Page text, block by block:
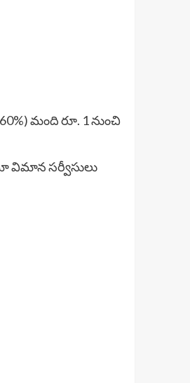
మంది రూ. 1 నుంచి
విమాన సర్వీసులు